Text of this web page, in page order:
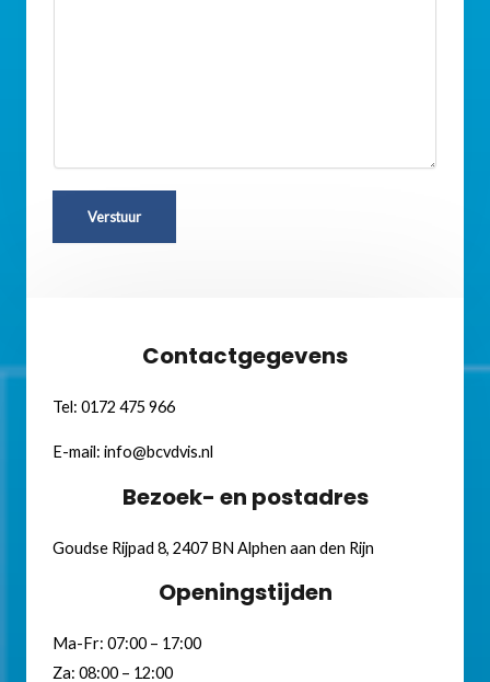
Verstuur
Contactgegevens
Tel: 0172 475 966
E-mail: info@bcvdvis.nl
Bezoek- en postadres
Goudse Rijpad 8, 2407 BN Alphen aan den Rijn
Openingstijden
Ma-Fr: 07:00 – 17:00
Za: 08:00 – 12:00